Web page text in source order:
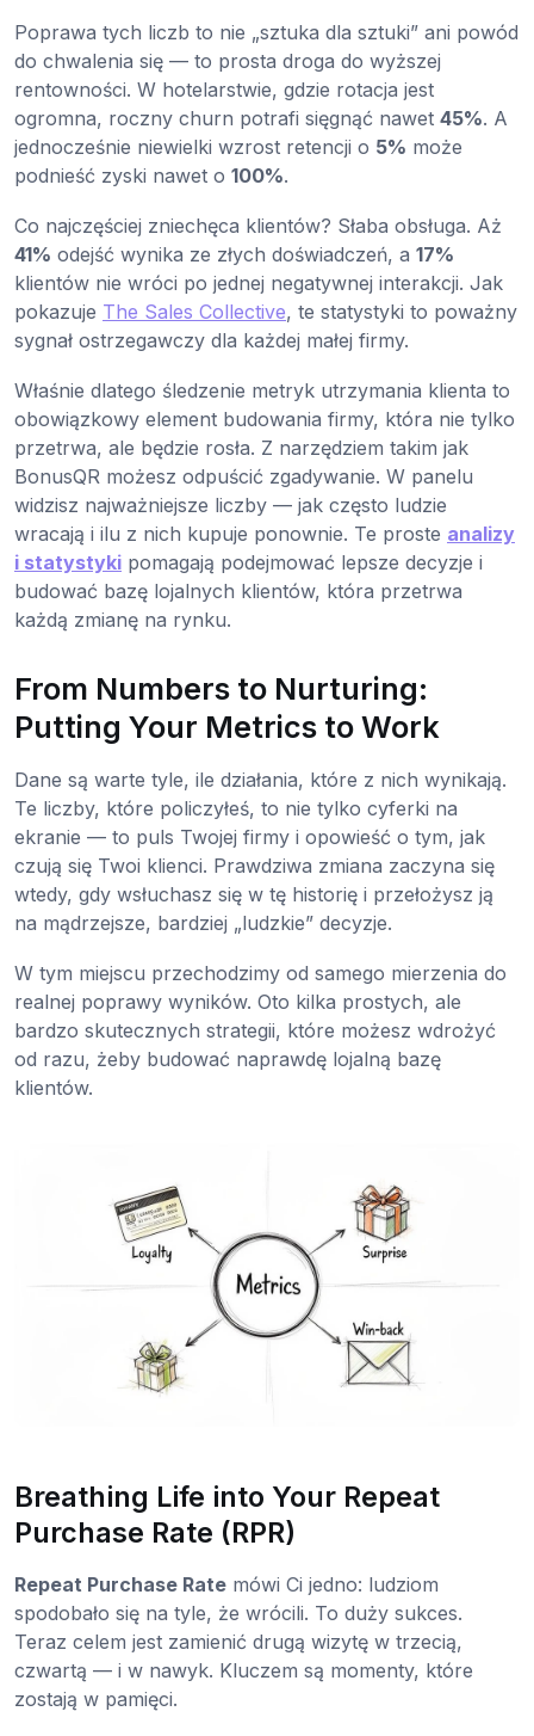
Poprawa tych liczb to nie „sztuka dla sztuki” ani powód
do chwalenia się — to prosta droga do wyższej
rentowności. W hotelarstwie, gdzie rotacja jest
ogromna, roczny churn potrafi sięgnąć nawet 45%. A
jednocześnie niewielki wzrost retencji o 5% może
podnieść zyski nawet o 100%.
Co najczęściej zniechęca klientów? Słaba obsługa. Aż
41% odejść wynika ze złych doświadczeń, a 17%
klientów nie wróci po jednej negatywnej interakcji. Jak
pokazuje The Sales Collective, te statystyki to poważny
sygnał ostrzegawczy dla każdej małej firmy.
Właśnie dlatego śledzenie metryk utrzymania klienta to
obowiązkowy element budowania firmy, która nie tylko
przetrwa, ale będzie rosła. Z narzędziem takim jak
BonusQR możesz odpuścić zgadywanie. W panelu
widzisz najważniejsze liczby — jak często ludzie
wracają i ilu z nich kupuje ponownie. Te proste analizy
i statystyki pomagają podejmować lepsze decyzje i
budować bazę lojalnych klientów, która przetrwa
każdą zmianę na rynku.
From Numbers to Nurturing:
Putting Your Metrics to Work
Dane są warte tyle, ile działania, które z nich wynikają.
Te liczby, które policzyłeś, to nie tylko cyferki na
ekranie — to puls Twojej firmy i opowieść o tym, jak
czują się Twoi klienci. Prawdziwa zmiana zaczyna się
wtedy, gdy wsłuchasz się w tę historię i przełożysz ją
na mądrzejsze, bardziej „ludzkie” decyzje.
W tym miejscu przechodzimy od samego mierzenia do
realnej poprawy wyników. Oto kilka prostych, ale
bardzo skutecznych strategii, które możesz wdrożyć
od razu, żeby budować naprawdę lojalną bazę
klientów.
Breathing Life into Your Repeat
Purchase Rate (RPR)
Repeat Purchase Rate mówi Ci jedno: ludziom
spodobało się na tyle, że wrócili. To duży sukces.
Teraz celem jest zamienić drugą wizytę w trzecią,
czwartą — i w nawyk. Kluczem są momenty, które
zostają w pamięci.